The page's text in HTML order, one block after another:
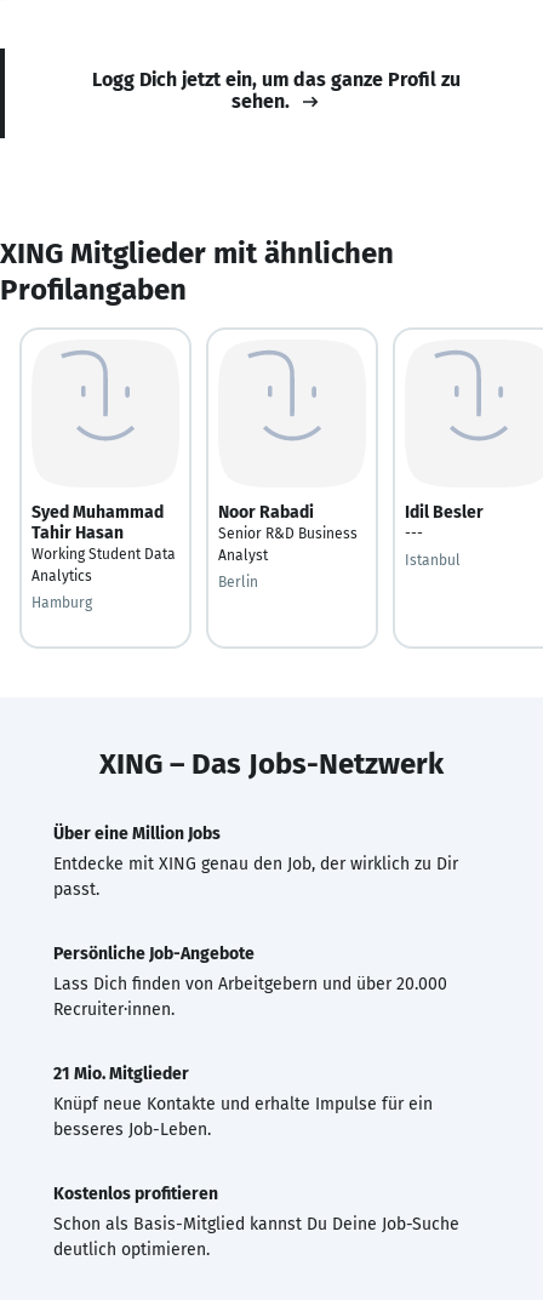
Logg Dich jetzt ein, um das ganze Profil zu
sehen.
XING Mitglieder mit ähnlichen
Profilangaben
Syed Muhammad
Tahir Hasan
Working Student Data
Analytics
Hamburg
Noor Rabadi
Senior R&D Business
Analyst
Berlin
Idil Besler
---
Istanbul
XING – Das Jobs-Netzwerk
Über eine Million Jobs
Entdecke mit XING genau den Job, der wirklich zu Dir
passt.
Persönliche Job-Angebote
Lass Dich finden von Arbeitgebern und über 20.000
Recruiter·innen.
21 Mio. Mitglieder
Knüpf neue Kontakte und erhalte Impulse für ein
besseres Job-Leben.
Kostenlos profitieren
Schon als Basis-Mitglied kannst Du Deine Job-Suche
deutlich optimieren.